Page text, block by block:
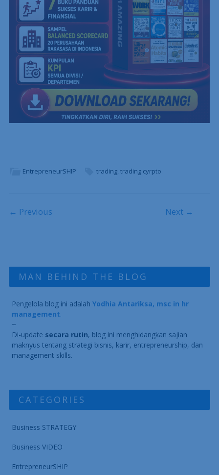
EntrepreneurSHIP trading, trading cyrpto
Post navigation
← Previous Next →
MAN BEHIND THE BLOG
Pengelola blog ini adalah Yodhia Antariksa, msc in hr
management.
~
Di-update secara rutin, blog ini menghidangkan sajian
maknyus tentang strategi bisnis, karir, entrepreneurship, dan
management skills.
CATEGORIES
Business STRATEGY
Business VIDEO
EntrepreneurSHIP